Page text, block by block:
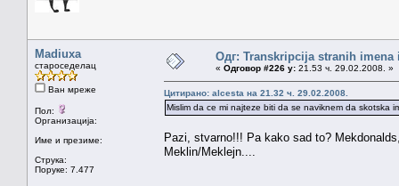
Madiuxa
староседелац
Ван мреже
Пол:
Организација:
Име и презиме:
Струка:
Поруке: 7.477
Одг: Transkripcija stranih imena
« Одговор #226 у: 21.53 ч. 29.02.2008. »
Цитирано: alcesta на 21.32 ч. 29.02.2008.
Mislim da ce mi najteze biti da se naviknem da skotska
Pazi, stvarno!!! Pa kako sad to?
Meklin/Meklejn....